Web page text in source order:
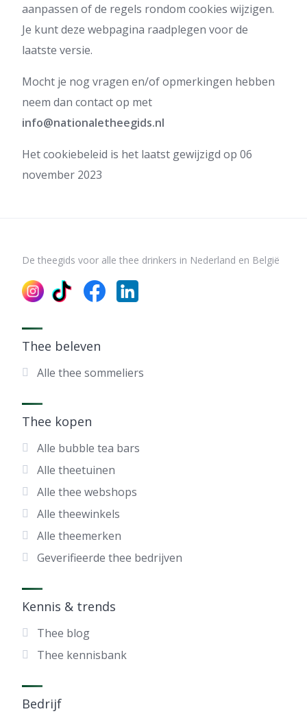
aanpassen of de regels rondom cookies wijzigen.
Je kunt deze webpagina raadplegen voor de
laatste versie.
Mocht je nog vragen en/of opmerkingen hebben
neem dan contact op met
info@nationaletheegids.nl
Het cookiebeleid is het laatst gewijzigd op 06
november 2023
De theegids voor alle thee drinkers in Nederland en België
Thee beleven
Alle thee sommeliers
Thee kopen
Alle bubble tea bars
Alle theetuinen
Alle thee webshops
Alle theewinkels
Alle theemerken
Geverifieerde thee bedrijven
Kennis & trends
Thee blog
Thee kennisbank
Bedrijf